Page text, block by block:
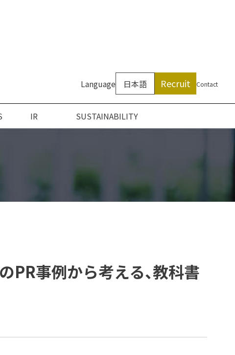
Language 日本語 Recruit Contact
IR SUSTAINABILITY
ついて
アクセス
事例から考える、教科書